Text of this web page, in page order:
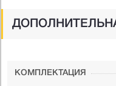
КОМПЛЕКТАЦИЯ